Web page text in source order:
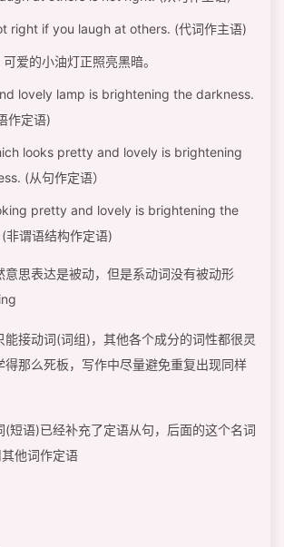
right if you laugh at others. (代词作主语)
爱的小油灯正照亮黑暗。
lovely lamp is brightening the darkness.
作定语)
looks pretty and lovely is brightening
(从句作定语）
pretty and lovely is brightening the
非谓语结构作定语)
意思表达是被动，但是系动词没有被动形
能接动词(词组)，其他各个成分的词性都很灵
得那么死板，写作中尽量避免重复出现同样
(短语)已经补充了定语从句，后面的这个名词
他词作定语